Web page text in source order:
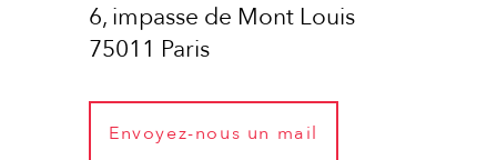
6, impasse de Mont Louis
75011 Paris
Envoyez-nous un mail